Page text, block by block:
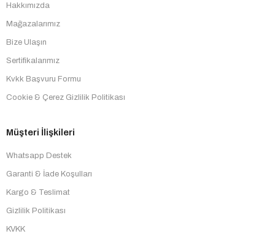
Hakkımızda
Mağazalarımız
Bize Ulaşın
Sertifikalarımız
Kvkk Başvuru Formu
Cookie & Çerez Gizlilik Politikası
Müşteri İlişkileri
Whatsapp Destek
Garanti & İade Koşulları
Kargo & Teslimat
Gizlilik Politikası
KVKK